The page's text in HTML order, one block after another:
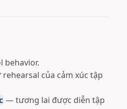
của cảm xúc tập
— tương lai được diễn tập